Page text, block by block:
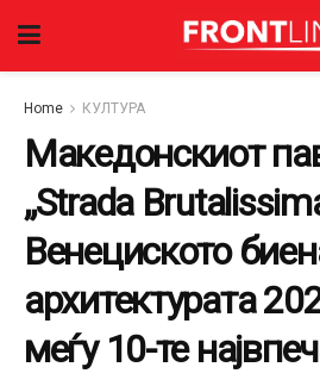
Home КУЛТУРА
Македонскиот
„Strada
Венециското
архитектурата
меѓу 10-те